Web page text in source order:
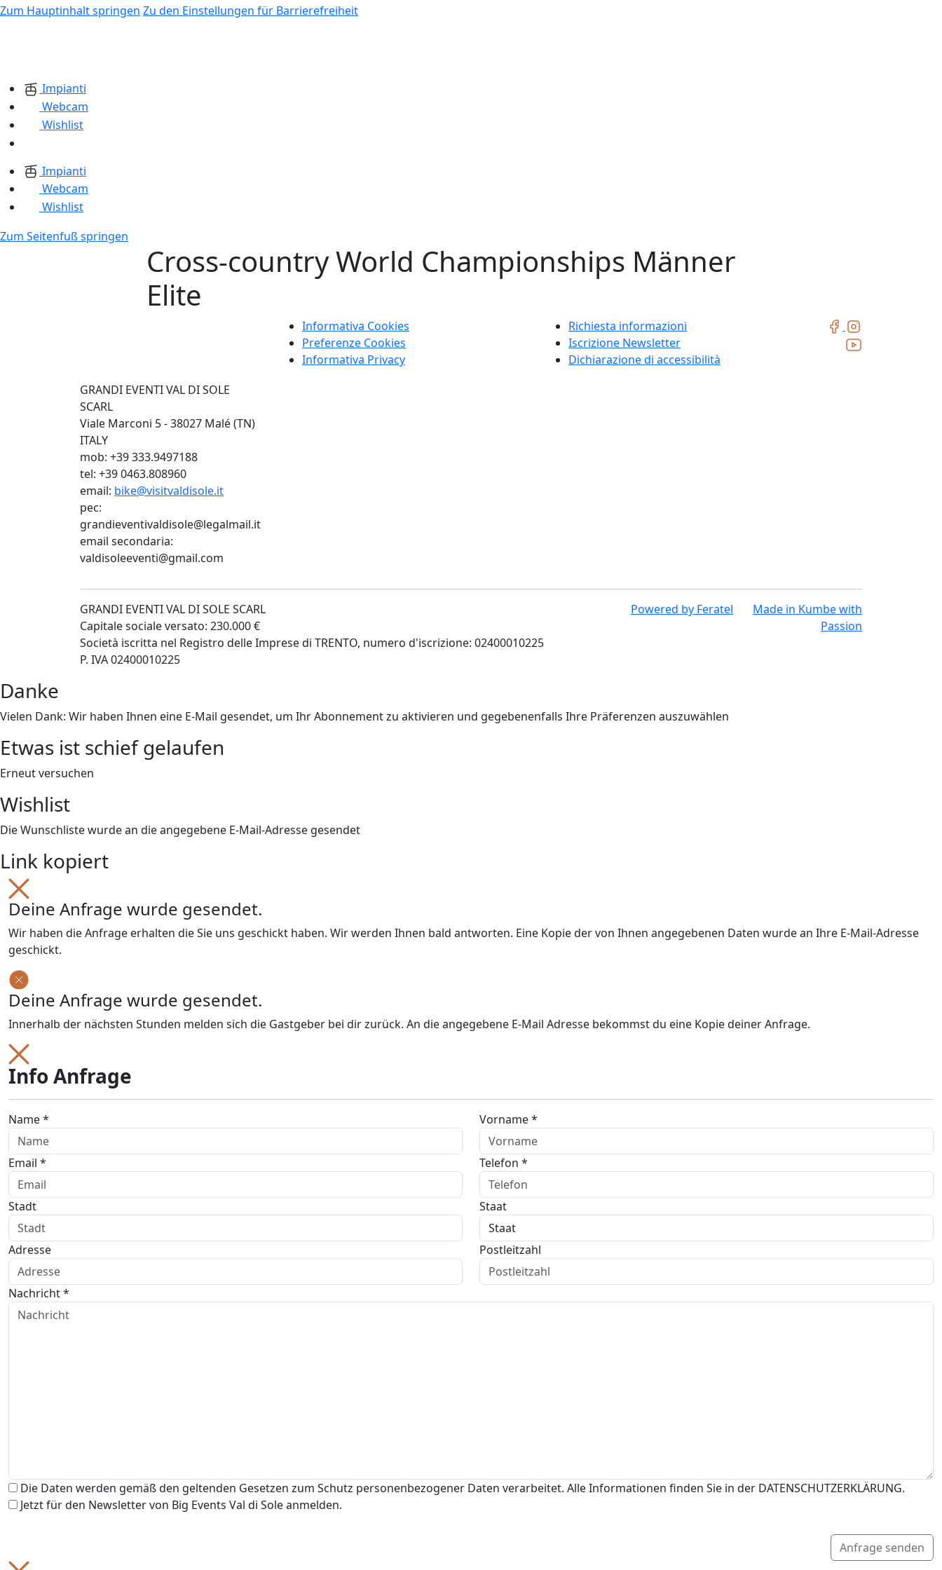
Zum Hauptinhalt springen Zu den Einstellungen für Barrierefreiheit
Impianti
Webcam
Wishlist
Impianti
Webcam
Wishlist
Zum Seitenfuß springen
Cross-country World Championships Männer
Elite
GRANDI EVENTI VAL DI SOLE
SCARL
Viale Marconi 5 - 38027 Malé (TN)
ITALY
mob: +39 333.9497188
tel: +39 0463.808960
email: bike@visitvaldisole.it
pec:
grandieventivaldisole@legalmail.it
email secondaria:
valdisoleeventi@gmail.com
Informativa Cookies
Preferenze Cookies
Informativa Privacy
Richiesta informazioni
Iscrizione Newsletter
Dichiarazione di accessibilità
GRANDI EVENTI VAL DI SOLE SCARL
Capitale sociale versato: 230.000 €
Società iscritta nel Registro delle Imprese di TRENTO, numero d'iscrizione: 02400010225
P. IVA 02400010225
Powered by Feratel Made in Kumbewith
Passion
Danke
Vielen Dank: Wir haben Ihnen eine E-Mail gesendet, um Ihr Abonnement zu aktivieren und gegebenenfalls Ihre Präferenzen auszuwählen
Etwas ist schief gelaufen
Erneut versuchen
Wishlist
Die Wunschliste wurde an die angegebene E-Mail-Adresse gesendet
Link kopiert
Deine Anfrage wurde gesendet.
Wir haben die Anfrage erhalten die Sie uns geschickt haben. Wir werden Ihnen bald antworten. Eine Kopie der von Ihnen angegebenen Daten wurde an Ihre E-Mail-Adresse
geschickt.
Deine Anfrage wurde gesendet.
Innerhalb der nächsten Stunden melden sich die Gastgeber bei dir zurück. An die angegebene E-Mail Adresse bekommst du eine Kopie deiner Anfrage.
Info Anfrage
Name * Vorname *
Email * Telefon *
Stadt Staat
Adresse Postleitzahl
Nachricht *
Die Daten werden gemäß den geltenden Gesetzen zum Schutz personenbezogener Daten verarbeitet. Alle Informationen finden Sie in der DATENSCHUTZERKLÄRUNG.
Jetzt für den Newsletter von Big Events Val di Sole anmelden.
Anfrage senden